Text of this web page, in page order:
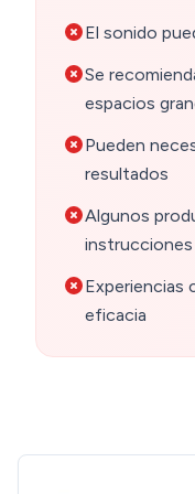
El sonido
Se
espacios
Pueden
resultados
Algunos
Experiencias
eficacia